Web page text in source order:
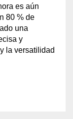
es aún
80 % de
una
y
la versatilidad